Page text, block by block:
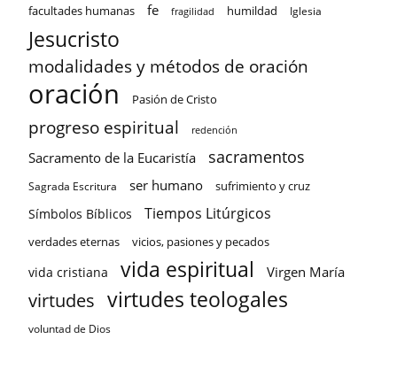
facultades humanas fe fragilidad humildad Iglesia
Jesucristo
modalidades y métodos de oración
oración Pasión de Cristo
progreso espiritual redención
Sacramento de la Eucaristía sacramentos
Sagrada Escritura ser humano sufrimiento y cruz
Símbolos Bíblicos Tiempos Litúrgicos
verdades eternas vicios, pasiones y pecados
vida cristiana vida espiritual Virgen María
virtudes virtudes teologales
voluntad de Dios